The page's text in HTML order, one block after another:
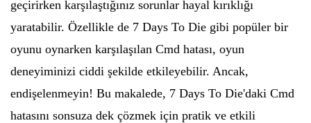
geçirirken karşılaştığınız sorunlar hayal kırıklığı
yaratabilir. Özellikle de 7 Days To Die gibi popüler bir
oyunu oynarken karşılaşılan Cmd hatası, oyun
deneyiminizi ciddi şekilde etkileyebilir. Ancak,
endişelenmeyin! Bu makalede, 7 Days To Die'daki Cmd
hatasını sonsuza dek çözmek için pratik ve etkili